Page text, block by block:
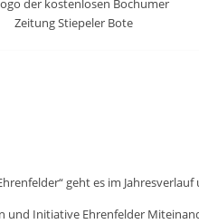
geht es im Jahresverlauf
und Initiative Ehrenfelder